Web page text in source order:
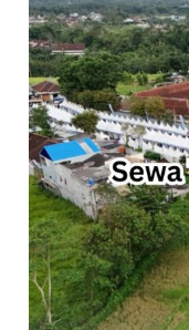
Tenda
Sarnafil
Profesional
untuk
Berbagai
Kebutuhan
Acara